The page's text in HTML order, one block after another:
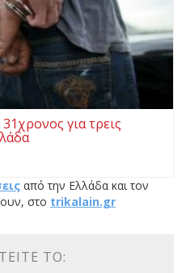
για τρεις
από την Ελλάδα και τον
στο trikalain.gr
ΤΟ: